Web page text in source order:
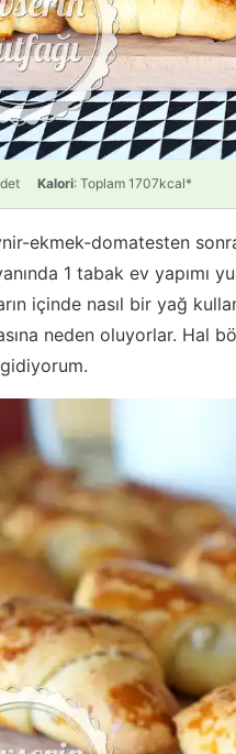
Kalori: Toplam 1707kcal*
ekmek-domatesten
1 tabak ev
içinde nasıl bir yağ
neden oluyorlar. Hal